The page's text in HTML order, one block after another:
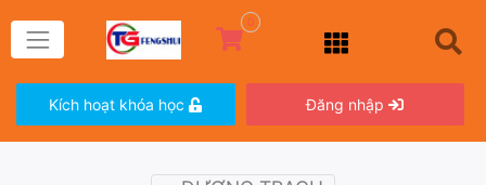
0
Kích hoạt khóa học Đăng nhập